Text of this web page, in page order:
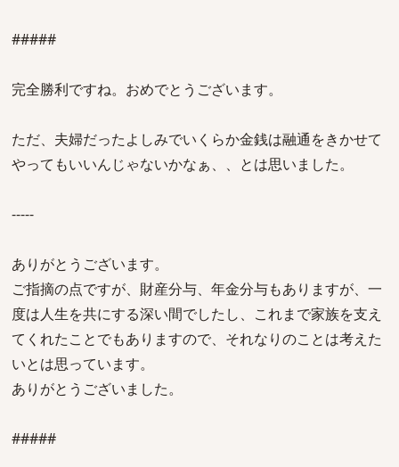
#####
完全勝利ですね。おめでとうございます。
ただ、夫婦だったよしみでいくらか金銭は融通をきかせて
やってもいいんじゃないかなぁ、、とは思いました。
-----
ありがとうございます。
ご指摘の点ですが、財産分与、年金分与もありますが、一
度は人生を共にする深い間でしたし、これまで家族を支え
てくれたことでもありますので、それなりのことは考えた
いとは思っています。
ありがとうございました。
#####